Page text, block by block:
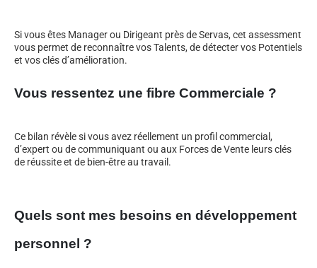
Si vous êtes Manager ou Dirigeant près de Servas, cet assessment
vous permet de reconnaître vos Talents, de détecter vos Potentiels
et vos clés d’amélioration.
Vous ressentez une fibre Commerciale ?
Ce bilan révèle si vous avez réellement un profil commercial,
d’expert ou de communiquant ou aux Forces de Vente leurs clés
de réussite et de bien-être au travail.
Quels sont mes besoins en développement
personnel ?